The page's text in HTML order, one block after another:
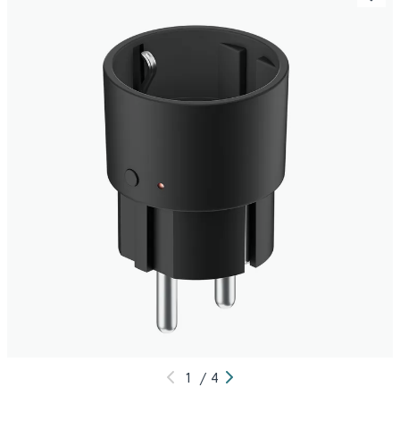
Elko smart plugg av/på
Plejd gateway gwy-01
styreenhet med
internettilkobling
844
1 / 4